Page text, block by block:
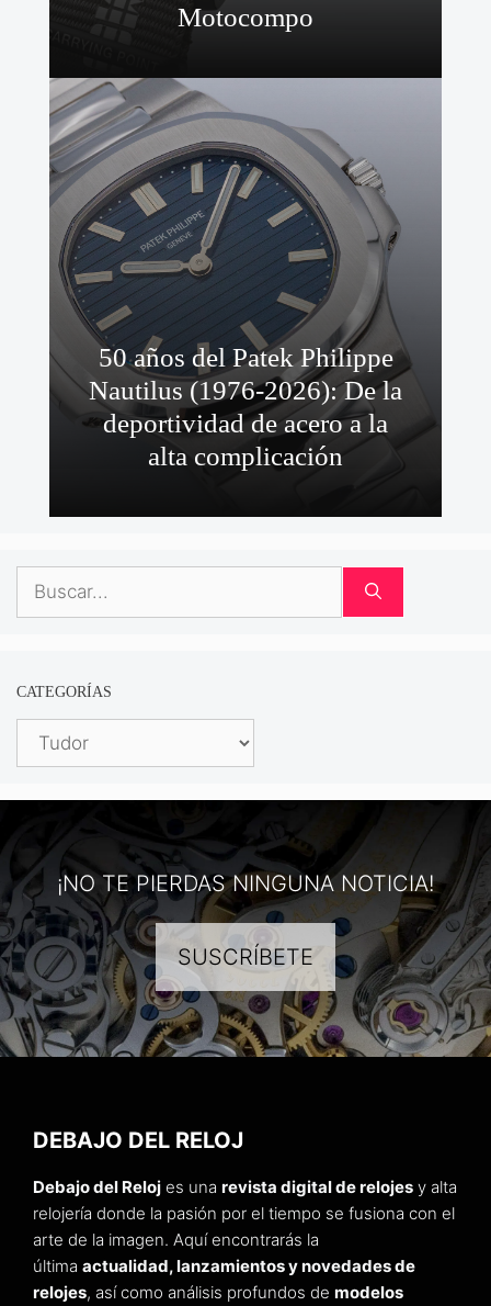
Motocompo
50 años del Patek Philippe
Nautilus (1976-2026): De la
deportividad de acero a la
alta complicación
Buscar:
CATEGORÍAS
Categorías
¡NO TE PIERDAS NINGUNA NOTICIA!
SUSCRÍBETE
DEBAJO DEL RELOJ
Debajo del Reloj es una revista digital de relojes y alta
relojería donde la pasión por el tiempo se fusiona con el
arte de la imagen. Aquí encontrarás la
última actualidad, lanzamientos y novedades de
relojes, así como análisis profundos de modelos